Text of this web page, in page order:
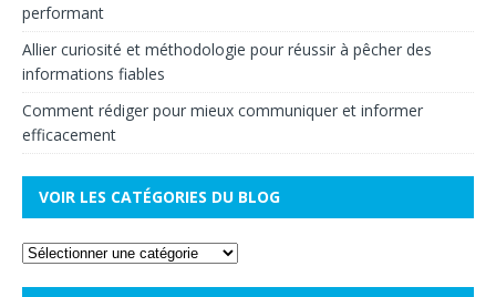
performant
Allier curiosité et méthodologie pour réussir à pêcher des
informations fiables
Comment rédiger pour mieux communiquer et informer
efficacement
VOIR LES CATÉGORIES DU BLOG